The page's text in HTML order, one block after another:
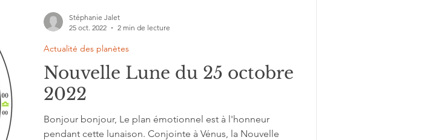
cycles
Nouvelle Lune du 25 octobre
2022
Bonjour bonjour, Le plan émotionnel est à l'honneur
pendant cette lunaison. Conjointe à Vénus, la Nouvelle
Actualité des planètes
Stéphanie Jalet
25 oct. 2022
2 min de lecture